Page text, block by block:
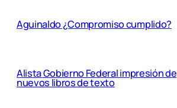
Aguinaldo ¿Compromiso cumplido?
Alista Gobierno Federal impresión de
nuevos libros de texto